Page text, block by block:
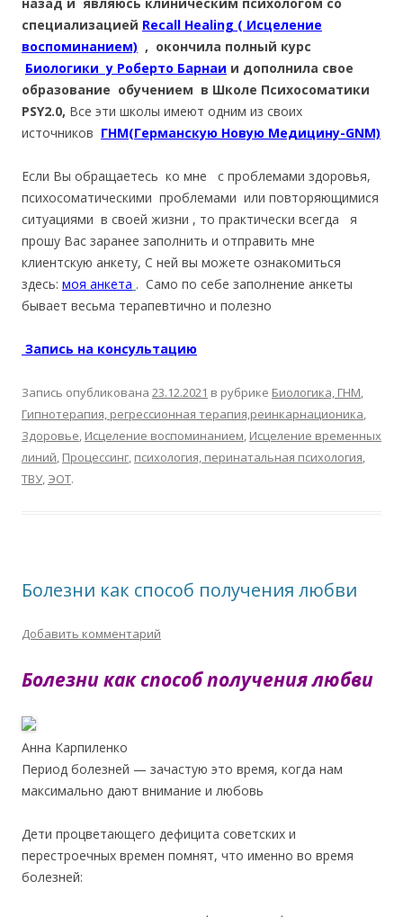
назад и являюсь клиническим психологом со
специализацией Recall Healing ( Исцеление
воспоминанием) , окончила полный курс
Биологики у Роберто Барнаи и дополнила свое
образование обучением в Школе Психосоматики
PSY2.0, Все эти школы имеют одним из своих
источников ГНМ(Германскую Новую Медицину-GNM)
Если Вы обращаетесь ко мне с проблемами здоровья,
психосоматическими проблемами или повторяющимися
ситуациями в своей жизни , то практически всегда я
прошу Вас заранее заполнить и отправить мне
клиентскую анкету, С ней вы можете ознакомиться
здесь: моя анкета . Само по себе заполнение анкеты
бывает весьма терапевтично и полезно
Запись на консультацию
Запись опубликована 23.12.2021 в рубрике Биологика, ГНМ,
Гипнотерапия, регрессионная терапия,реинкарнационика,
Здоровье, Исцеление воспоминанием, Исцеление временных
линий, Процессинг, психология, перинатальная психология,
ТВУ, ЭОТ.
Болезни как способ получения любви
Добавить комментарий
Болезни как способ получения любви
Анна Карпиленко
Период болезней — зачастую это время, когда нам
максимально дают внимание и любовь
Дети процветающего дефицита советских и
перестроечных времен помнят, что именно во время
болезней: